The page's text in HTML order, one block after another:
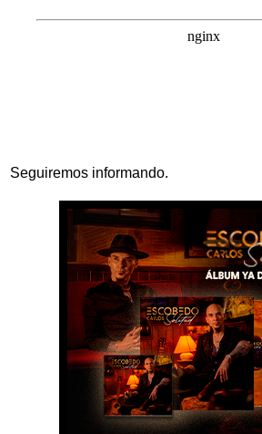
Seguiremos informando.